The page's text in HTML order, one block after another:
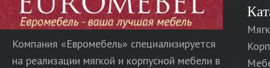
Компания «Евромебель» специализируется
на реализации мягкой и корпусной мебели в